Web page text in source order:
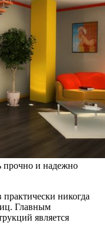
прочно и надежно
никогда
Главным
является